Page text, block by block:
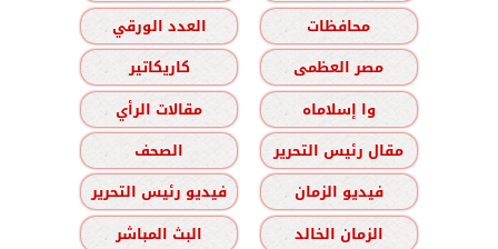
محافظات
العدد الورقي
مصر العظمى
كاريكاتير
وا إسلاماه
مقالات الرأي
مقال رئيس التحرير
الصحف
فيديو الزمان
فيديو رئيس التحرير
الزمان الخالد
البث المباشر